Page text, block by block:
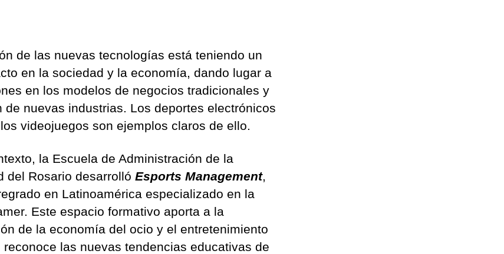
de las nuevas tecnologías está teniendo un
en la sociedad y la economía, dando lugar a
en los modelos de negocios tradicionales y
de nuevas industrias. Los deportes electrónicos
videojuegos son ejemplos claros de ello.
la Escuela de Administración de la
del Rosario desarrolló Esports Management,
en Latinoamérica especializado en la
Este espacio formativo aporta a la
de la economía del ocio y el entretenimiento
reconoce las nuevas tendencias educativas de